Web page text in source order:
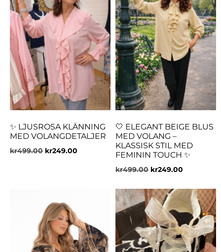
✨ LJUSROSA KLÄNNING
MED VOLANGDETALJER
kr499.00 kr249.00
🤍 ELEGANT BEIGE BLUS
MED VOLANG –
KLASSISK STIL MED
FEMININ TOUCH ✨
kr499.00 kr249.00